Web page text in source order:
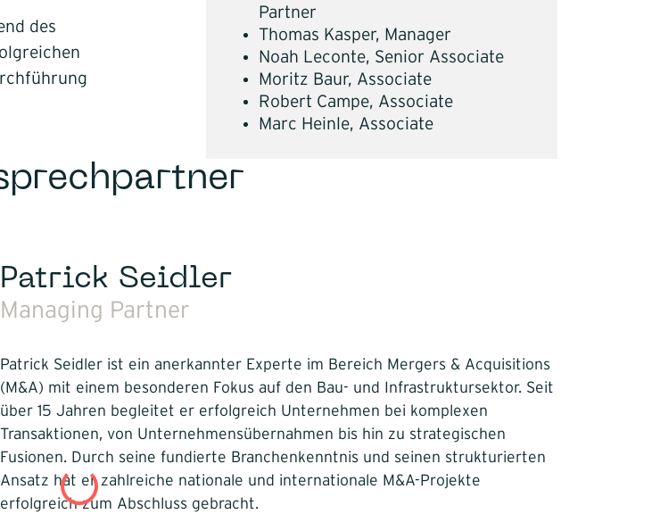
des
Partner
Thomas Kasper, Manager
Noah Leconte, Senior Associate
Moritz Baur, Associate
Robert Campe, Associate
Marc Heinle, Associate
Patrick Seidler
Managing Partner
Patrick Seidler ist ein anerkannter Experte im Bereich Mergers & Acquisitions
(M&A) mit einem besonderen Fokus auf den Bau- und Infrastruktursektor. Seit
über 15 Jahren begleitet er erfolgreich Unternehmen bei komplexen
Transaktionen, von Unternehmensübernahmen bis hin zu strategischen
Fusionen. Durch seine fundierte Branchenkenntnis und seinen strukturierten
Ansatz hat er zahlreiche nationale und internationale M&A-Projekte
erfolgreich zum Abschluss gebracht.